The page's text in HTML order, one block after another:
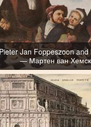
Jan Foppeszoon and
— Мартен ван